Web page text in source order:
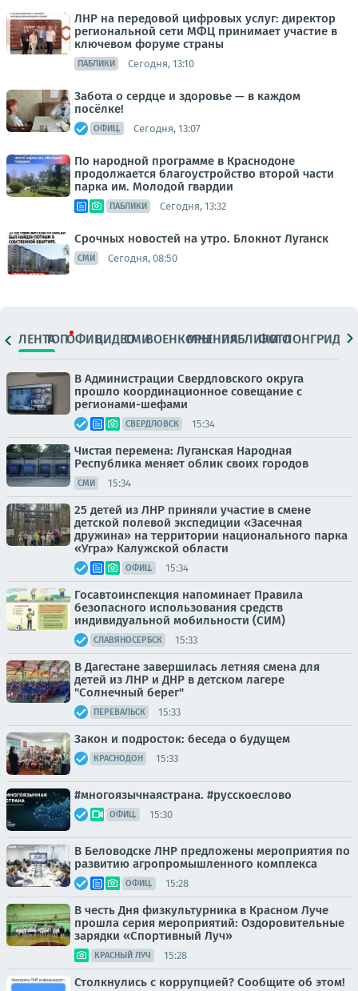
ЛНР на передовой цифровых услуг: директор
региональной сети МФЦ принимает участие в
ключевом форуме страны
ПАБЛИКИ Сегодня, 13:10
Забота о сердце и здоровье — в каждом
посёлке!
ОФИЦ. Сегодня, 13:07
По народной программе в Краснодоне
продолжается благоустройство второй части
парка им. Молодой гвардии
ПАБЛИКИ Сегодня, 13:32
Срочных новостей на утро. Блокнот Луганск
СМИ Сегодня, 08:50
ЛЕНТАТОПОФИЦ.ВИДЕОСМИВОЕНКОРЫМНЕНИЯПАБЛИКИ
ФОТОЛОНГРИДЫ
В Администрации Свердловского округа
прошло координационное совещание с
регионами-шефами
СВЕРДЛОВСК 15:34
Чистая перемена: Луганская Народная
Республика меняет облик своих городов
СМИ 15:34
25 детей из ЛНР приняли участие в смене
детской полевой экспедиции «Засечная
дружина» на территории национального парка
«Угра» Калужской области
ОФИЦ. 15:34
Госавтоинспекция напоминает Правила
безопасного использования средств
индивидуальной мобильности (СИМ)
СЛАВЯНОСЕРБСК 15:33
В Дагестане завершилась летняя смена для
детей из ЛНР и ДНР в детском лагере
"Солнечный берег"
ПЕРЕВАЛЬСК 15:33
Закон и подросток: беседа о будущем
КРАСНОДОН 15:33
#многоязычнаястрана. #русскоеслово
ОФИЦ. 15:30
В Беловодске ЛНР предложены мероприятия по
развитию агропромышленного комплекса
ОФИЦ. 15:28
В честь Дня физкультурника в Красном Луче
прошла серия мероприятий: Оздоровительные
зарядки «Спортивный Луч»
КРАСНЫЙ ЛУЧ 15:28
Столкнулись с коррупцией? Сообщите об этом!